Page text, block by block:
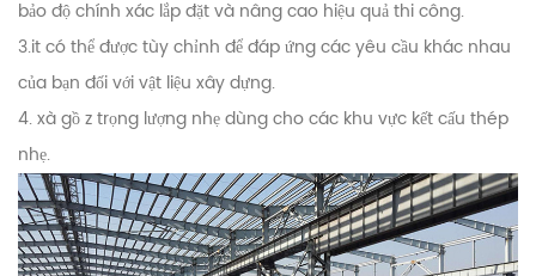
bảo độ chính xác lắp đặt và nâng cao hiệu quả thi công.
3.it có thể được tùy chỉnh để đáp ứng các yêu cầu khác nhau
của bạn đối với vật liệu xây dựng.
4. xà gồ z trọng lượng nhẹ dùng cho các khu vực kết cấu thép
nhẹ.